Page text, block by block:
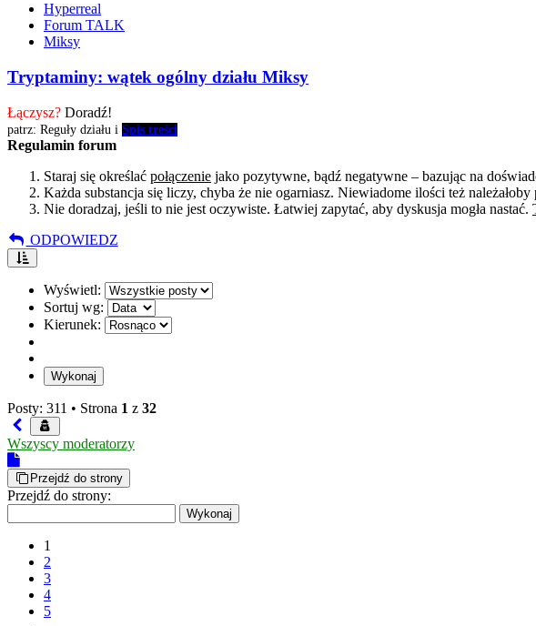
Hyperreal
Forum TALK
Miksy
Tryptaminy: wątek ogólny działu Miksy
Łączysz? Doradź!
patrz: Reguły działu i Spis treści
Regulamin forum
Staraj się określać połączenie jako pozytywne, bądź negatywne – bazując na
Każda substancja się liczy, chyba że nie ogarniasz. Niewiadome ilości też należałoby
Nie doradzaj, jeśli to nie jest oczywiste. Łatwiej zapytać, aby dyskusja mogła nastać.
ODPOWIEDZ
Wyświetl:
Sortuj wg:
Kierunek:
Posty: 311 • Strona 1 z 32
Wszyscy moderatorzy
Przejdź do strony
Przejdź do strony:
1
2
3
4
5